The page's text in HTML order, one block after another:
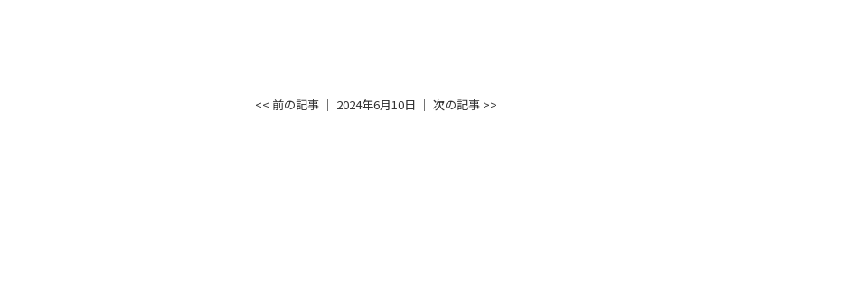
<< 前の記事 │ 2024年6月10日 │ 次の記事 >>